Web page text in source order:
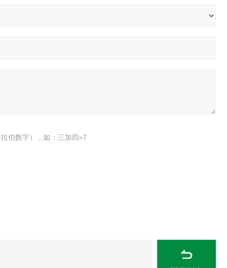
伯数字），如：三加四=7